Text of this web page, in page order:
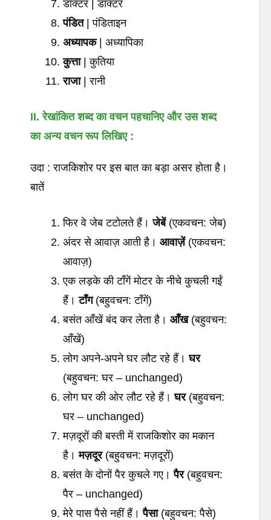
डॉक्टर | डॉक्टर
पंडित| पंडिताइन
अध्यापक| अध्यापिका
कुत्ता| कुतिया
राजा| रानी
II. रेखांकित शब्द का वचन पहचानिए और उस शब्द
का अन्य वचन रूप लिखिए:
उदा : राजकिशोर पर इस बात का बड़ा असर होता है।
बातें
फिर वे जेब टटोलते हैं।जेबें(एकवचन: जेब)
अंदर से आवाज़ आती है। आवाज़ें(एकवचन:
आवाज़)
एक लड़के की टाँगें मोटर के नीचे कुचली गईं
हैं।टाँग(बहुवचन: टाँगें)
बसंत आँखें बंद कर लेता है। आँख(बहुवचन:
आँखें)
लोग अपने-अपने घर लौट रहे हैं।घर
(बहुवचन: घर – unchanged)
लोग घर की ओर लौट रहे हैं।घर(बहुवचन:
घर – unchanged)
मज़दूरों की बस्ती में राजकिशोर का मकान
है।मज़दूर(बहुवचन: मज़दूरों)
बसंत के दोनों पैर कुचले गए।पैर(बहुवचन:
पैर – unchanged)
मेरे पास पैसे नहीं हैं।पैसा(बहुवचन: पैसे)